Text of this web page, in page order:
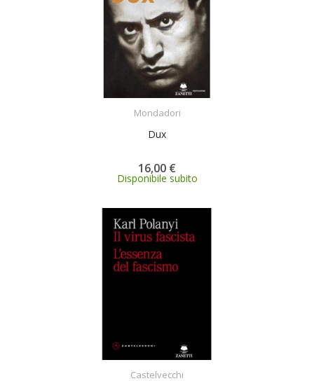
Mondadori
Dux
16,00 €
Disponibile subito
Castelvecchi